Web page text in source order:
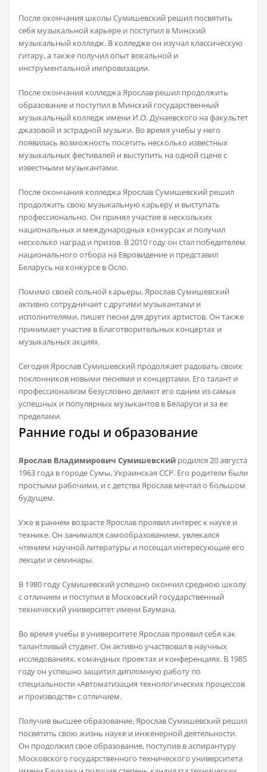
После окончания школы Сумишевский решил посвятить
себя музыкальной карьере и поступил в Минский
музыкальный колледж. В колледже он изучал классическую
гитару, а также получил опыт вокальной и
инструментальной импровизации.
После окончания колледжа Ярослав решил продолжить
образование и поступил в Минский государственный
музыкальный колледж имени И.О. Дунаевского на факультет
джазовой и эстрадной музыки. Во время учебы у него
появилась возможность посетить несколько известных
музыкальных фестивалей и выступить на одной сцене с
известными музыкантами.
После окончания колледжа Ярослав Сумишевский решил
продолжить свою музыкальную карьеру и выступать
профессионально. Он принял участие в нескольких
национальных и международных конкурсах и получил
несколько наград и призов. В 2010 году он стал победителем
национального отбора на Евровидение и представил
Беларусь на конкурсе в Осло.
Помимо своей сольной карьеры, Ярослав Сумишевский
активно сотрудничает с другими музыкантами и
исполнителями, пишет песни для других артистов. Он также
принимает участие в благотворительных концертах и
музыкальных акциях.
Сегодня Ярослав Сумишевский продолжает радовать своих
поклонников новыми песнями и концертами. Его талант и
профессионализм безусловно делают его одним из самых
успешных и популярных музыкантов в Беларуси и за ее
пределами.
Ранние годы и образование
Ярослав Владимирович Сумишевский родился 20 августа
1963 года в городе Сумы, Украинская ССР. Его родители были
простыми рабочими, и с детства Ярослав мечтал о большом
будущем.
Уже в раннем возрасте Ярослав проявил интерес к науке и
технике. Он занимался самообразованием, увлекался
чтением научной литературы и посещал интересующие его
лекции и семинары.
В 1980 году Сумишевский успешно окончил среднюю школу
с отличием и поступил в Московский государственный
технический университет имени Баумана.
Во время учебы в университете Ярослав проявил себя как
талантливый студент. Он активно участвовал в научных
исследованиях, командных проектах и конференциях. В 1985
году он успешно защитил дипломную работу по
специальности «Автоматизация технологических процессов
и производств» с отличием.
Получив высшее образование, Ярослав Сумишевский решил
посвятить свою жизнь науке и инженерной деятельности.
Он продолжил свое образование, поступив в аспирантуру
Московского государственного технического университета